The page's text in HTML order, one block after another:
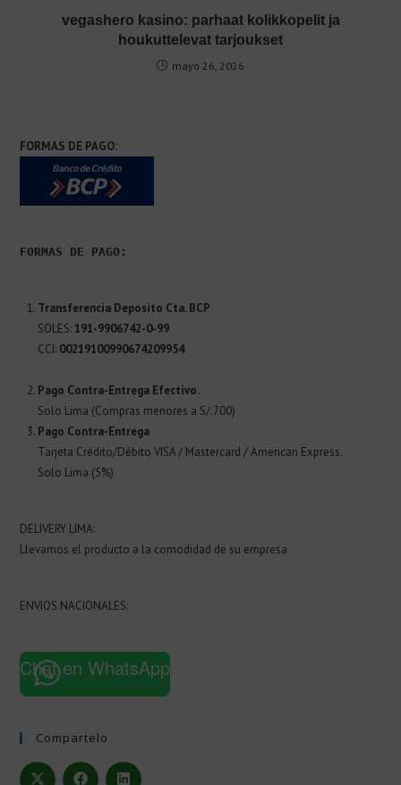
vegashero kasino: parhaat kolikkopelit ja
houkuttelevat tarjoukset
mayo 26, 2026
FORMAS DE PAGO:
FORMAS DE PAGO:
Transferencia Deposito Cta. BCP
SOLES: 191-9906742-0-99
CCI: 00219100990674209954
Pago Contra-Entrega Efectivo.
Solo Lima (Compras menores a S/.700)
Pago Contra-Entrega
Tarjeta Crédito/Débito VISA / Mastercard / American Express.
Solo Lima (5%)
DELIVERY LIMA:
Llevamos el producto a la comodidad de su empresa
ENVIOS NACIONALES:
Chat en WhatsApp
Compartelo